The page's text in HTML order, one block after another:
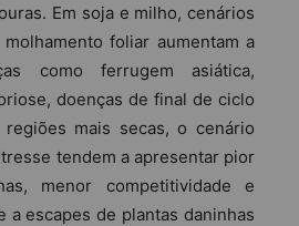
Em soja e milho, cenários
foliar aumentam a
como ferrugem asiática,
doenças de final de ciclo
mais secas, o cenário
tendem a apresentar pior
menor competitividade e
a escapes de plantas daninhas